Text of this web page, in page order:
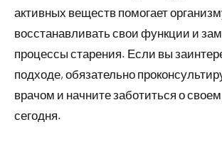
активных веществ помогает
восстанавливать свои функции и
процессы старения. Если вы
подходе, обязательно
врачом и начните заботиться о
сегодня.